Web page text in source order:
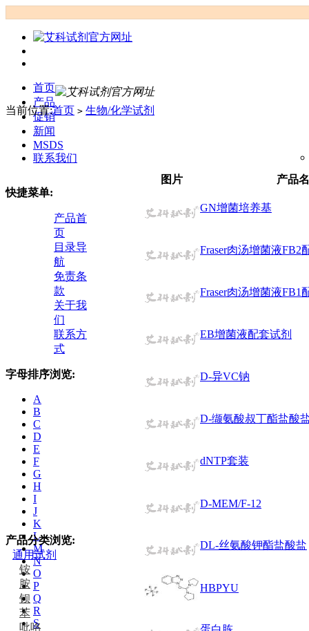
首页
产品
促销
新闻
MSDS
联系我们
当前位置:首页 > 生物/化学试剂
快捷菜单:
产品首
页
目录导
航
免责条
款
关于我
们
联系方
式
字母排序浏览:
A
B
C
D
E
F
G
H
I
J
K
L
M
N
O
P
Q
R
S
产品分类浏览:
通用试剂
铵
胺
钡
苯
吡咯
图片 产品
GN增菌培养基
Fraser肉汤增菌液FB2
Fraser肉汤增菌液FB1
EB增菌液配套试剂
D-异VC钠
D-缬氨酸叔丁酯盐酸
dNTP套装
D-MEM/F-12
DL-丝氨酸钾酯盐酸盐
HBPYU